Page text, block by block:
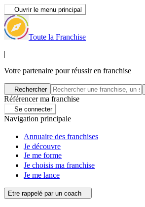
Ouvrir le menu principal
Toute la Franchise
|
Votre partenaire pour réussir en franchise
Rechercher
Référencer ma franchise
Se connecter
Navigation principale
Annuaire des franchises
Je découvre
Je me forme
Je choisis ma franchise
Je me lance
Etre rappelé par un coach